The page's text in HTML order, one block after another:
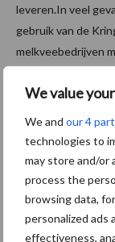
We value
We and our 4
technologies to
may store and/or
process the
browsing data,
personalized ads
effectiveness,
leveren.In veel
gebruik van de
melkveebedrijven
maart 2016 in te
Meer informatie
Nederlandse
2596 BC Den Haag
info@nzo.nl